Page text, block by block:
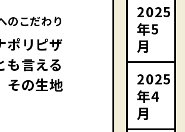
のこだわり
ポリピザ
も言える
その生地
2025
年5
月
2025
年4
月